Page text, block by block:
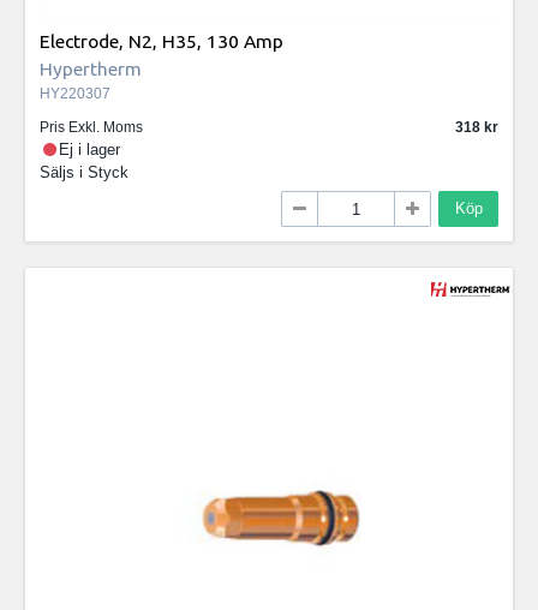
Electrode, N2, H35, 130 Amp
Hypertherm
HY220307
Pris Exkl. Moms
318
Ej i lager
Säljs i Styck
Köp